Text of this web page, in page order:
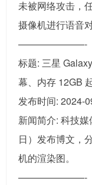
未被网络攻击，
摄像机进行语音对
———————-
标题: 三星
幕、内存 12GB
发布时间: 2024-
新闻简介: 科技
日）发布博文，
机的渲染图。
———————-